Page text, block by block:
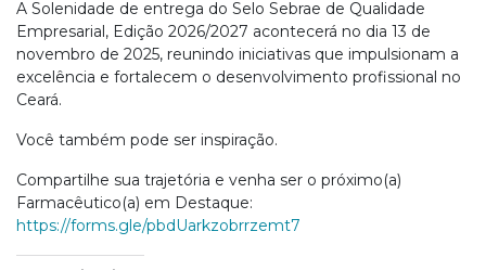
A Solenidade de entrega do Selo Sebrae de Qualidade
Empresarial, Edição 2026/2027 acontecerá no dia 13 de
novembro de 2025, reunindo iniciativas que impulsionam a
excelência e fortalecem o desenvolvimento profissional no
Ceará.
Você também pode ser inspiração.
Compartilhe sua trajetória e venha ser o próximo(a)
Farmacêutico(a) em Destaque:
https://forms.gle/pbdUarkzobrrzemt7